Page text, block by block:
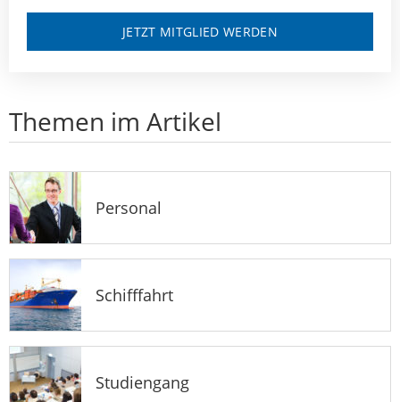
JETZT MITGLIED WERDEN
Themen im Artikel
Personal
Schifffahrt
Studiengang